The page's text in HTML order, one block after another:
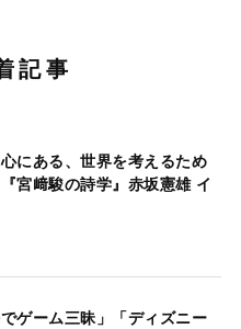
記事
にある、世界を考えるため
宮﨑駿の詩学』赤坂憲雄 イ
でゲーム三昧」「ディズニー